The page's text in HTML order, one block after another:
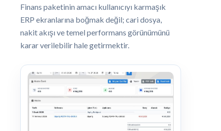
Finans paketinin amacı kullanıcıyı karmaşık
ERP ekranlarına boğmak değil; cari dosya,
nakit akışı ve temel performans görünümünü
karar verilebilir hale getirmektir.